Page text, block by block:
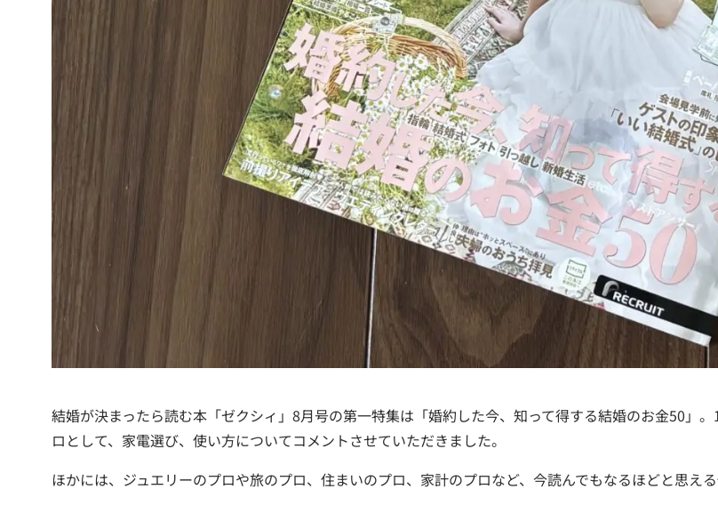
結婚が決まったら読む本「ゼクシィ」8月号の第一特集は「婚約した今、知って得する結婚のお金50」
ロとして、家電選び、使い方についてコメントさせていただきました。
ほかには、ジュエリーのプロや旅のプロ、住まいのプロ、家計のプロなど、今読んでもなるほどと思え